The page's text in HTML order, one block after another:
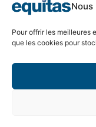
Pour offrir les meilleures
que les cookies pour